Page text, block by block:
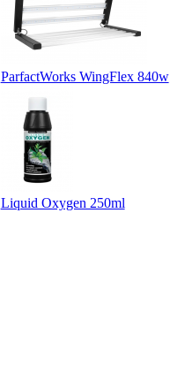
ParfactWorks WingFlex 840w
Liquid Oxygen 250ml